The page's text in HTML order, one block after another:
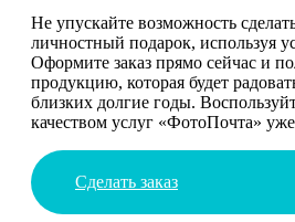
Не упускайте возможность
личностный подарок, используя
Оформите заказ прямо сейчас и
продукцию, которая будет
близких долгие годы.
качеством услуг «ФотоПочта»
Сделать заказ